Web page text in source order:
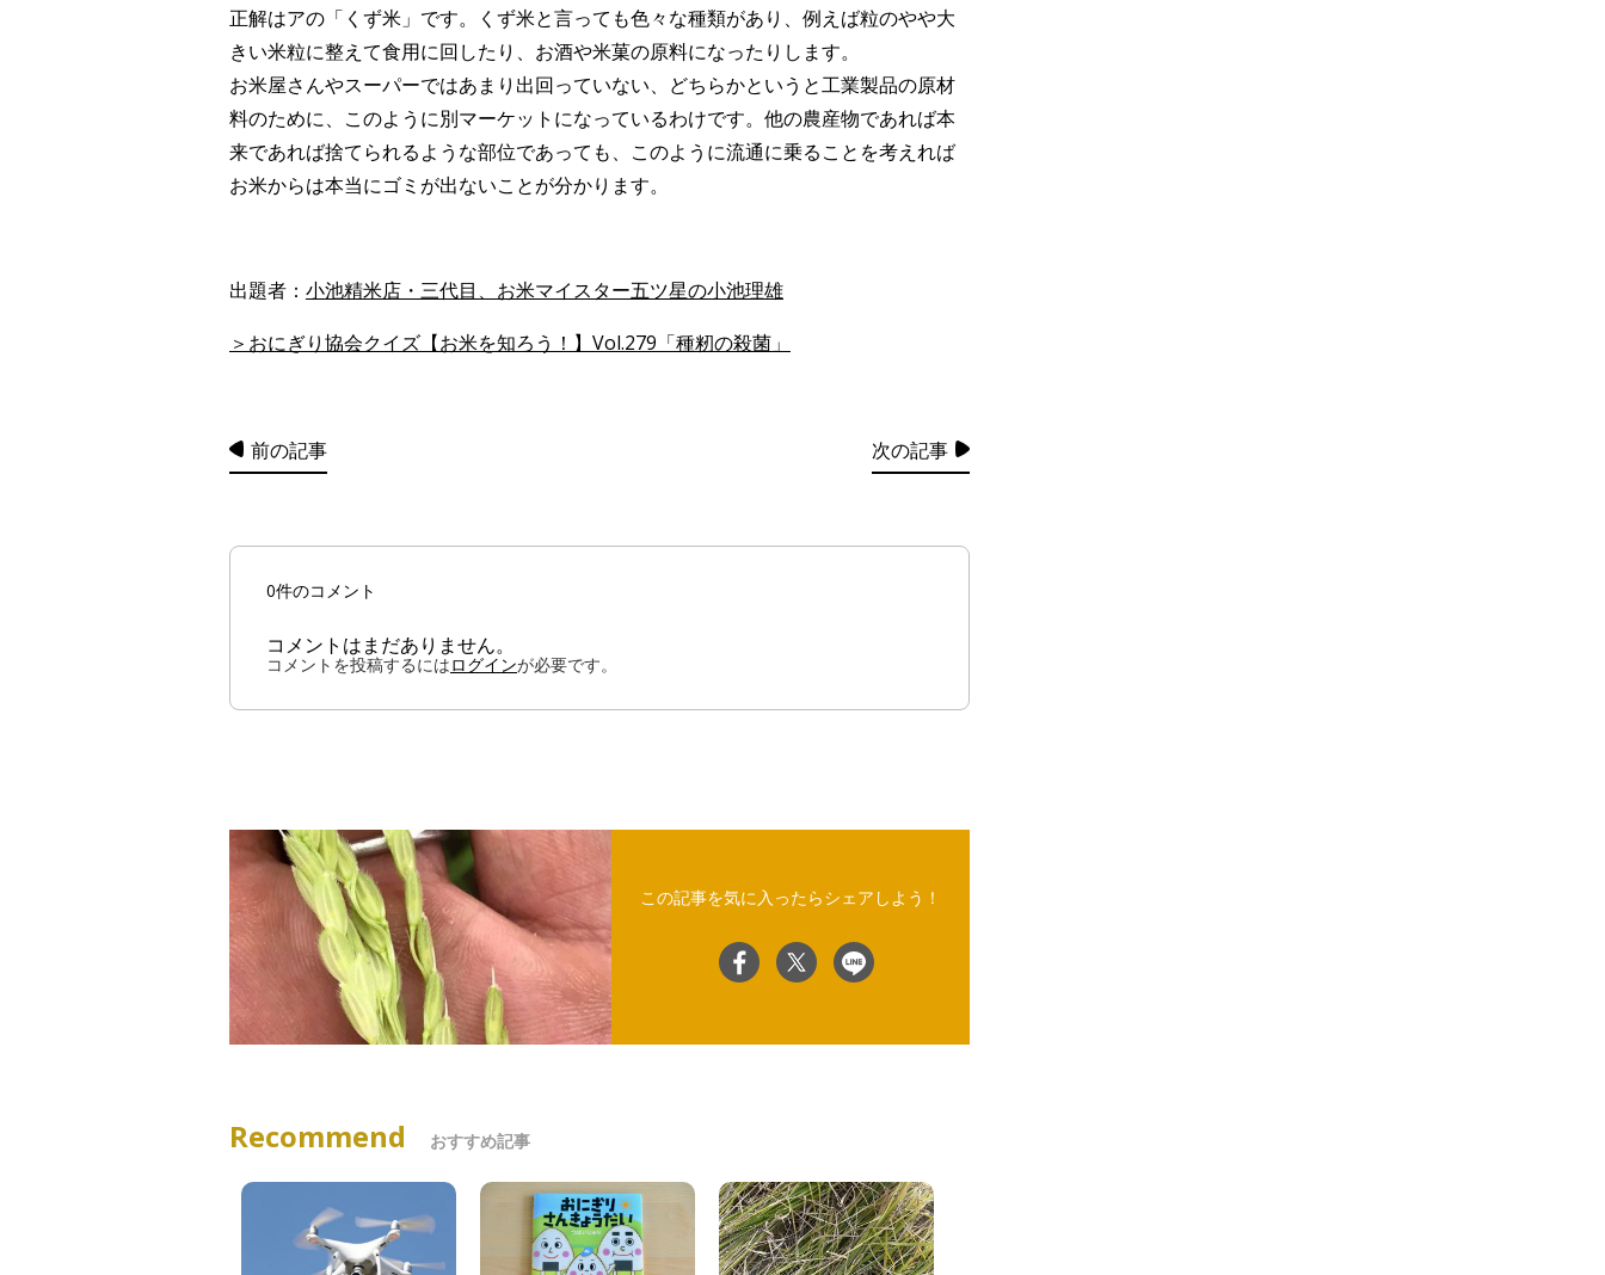
正解はアの「くず米」です。くず米と言っても色々な種類があり、例えば粒のやや大
きい米粒に整えて食用に回したり、お酒や米菓の原料になったりします。
お米屋さんやスーパーではあまり出回っていない、どちらかというと工業製品の原材
料のために、このように別マーケットになっているわけです。他の農産物であれば本
来であれば捨てられるような部位であっても、このように流通に乗ることを考えれば
お米からは本当にゴミが出ないことが分かります。
出題者： 小池精米店・三代目、お米マイスター五ツ星の小池理雄
＞おにぎり協会クイズ【お米を知ろう！】Vol.279「種籾の殺菌」
前の記事 次の記事
0件のコメント
コメントはまだありません。
コメントを投稿するにはログインが必要です。
この記事を気に入ったらシェアしよう！
Recommend おすすめ記事